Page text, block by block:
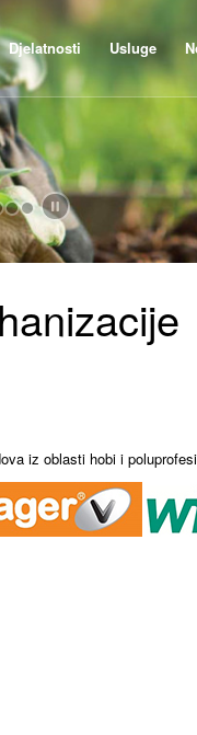
Djelatnosti Usluge
iz oblasti hobi i